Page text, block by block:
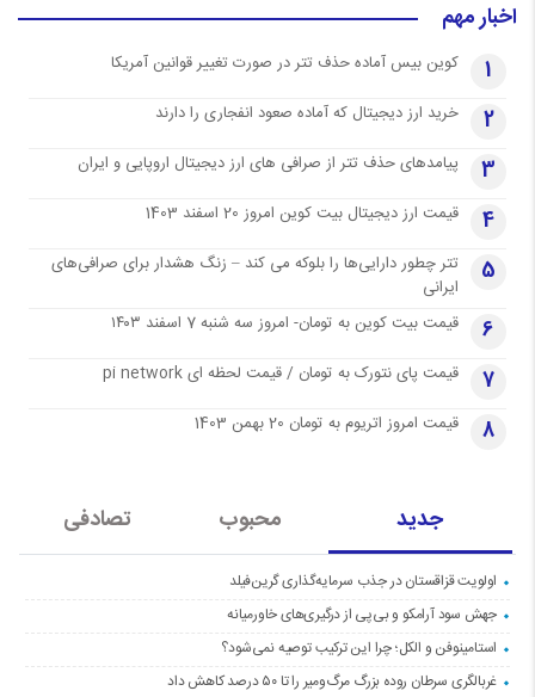
اخبار مهم
1 کوین بیس آماده حذف تتر در صورت تغییر قوانین آمریکا
2 خرید ارز دیجیتال که آماده صعود انفجاری را دارند
3 پیامدهای حذف تتر از صرافی های ارز دیجیتال اروپایی و ایران
4 قیمت ارز دیجیتال بیت کوین امروز 20 اسفند 1403
5
تتر چطور دارایی‌ها را بلوکه می کند – زنگ هشدار برای صرافی‌های
ایرانی
6 قیمت بیت کوین به تومان- امروز سه شنبه 7 اسفند ۱۴۰۳
7 قیمت پای نتورک به تومان / قیمت لحظه ای pi network
8 قیمت امروز اتریوم به تومان 20 بهمن 1403
جدید محبوب تصادفی
اولویت قزاقستان در جذب سرمایه‌گذاری گرین‌فیلد
جهش سود آرامکو و بی‌پی از درگیری‌های خاورمیانه
استامینوفن و الکل؛ چرا این ترکیب توصیه نمی‌شود؟
غربالگری سرطان روده بزرگ مرگ‌ومیر را تا ۵۰ درصد کاهش داد